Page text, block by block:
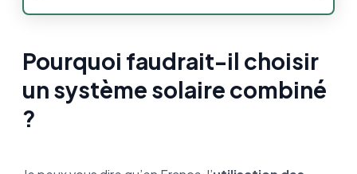
Pourquoi faudrait-il choisir
un système solaire combiné
?
Les prix du système solaire combiné
Les aides disponibles pour installer un